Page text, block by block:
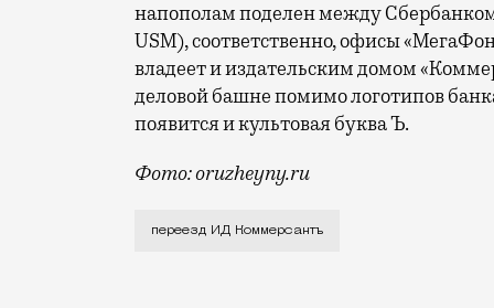
напополам поделен между
USM), соответственно, офисы
владеет и издательским домом
деловой башне помимо логотипов
появится и культовая буква Ъ.
Фото: oruzheyny.ru
Похоже, в Москве готовится
переезд ИД Коммерсантъ